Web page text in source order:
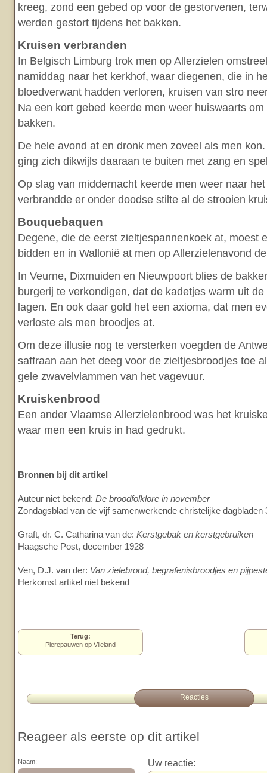
kreeg, zond een gebed op voor de gestorvenen,
werden gestort tijdens het bakken.
Kruisen verbranden
In Belgisch Limburg trok men op Allerzielen
namiddag naar het kerkhof, waar diegenen, die in
bloedverwant hadden verloren, kruisen van stro
Na een kort gebed keerde men weer huiswaarts
bakken.
De hele avond at en dronk men zoveel als men
ging zich dikwijls daaraan te buiten met zang en
Op slag van middernacht keerde men weer naar
verbrandde er onder doodse stilte al de strooien
Bouquebaquen
Degene, die de eerst zieltjespannenkoek at, moest
bidden en in Wallonië at men op Allerzielenavond
In Veurne, Dixmuiden en Nieuwpoort blies de
burgerij te verkondigen, dat de kadetjes warm uit
lagen. En ook daar gold het een axioma, dat men
verloste als men broodjes at.
Om deze illusie nog te versterken voegden de
saffraan aan het deeg voor de zieltjesbroodjes toe
gele zwavelvlammen van het vagevuur.
Kruiskenbrood
Een ander Vlaamse Allerzielenbrood was het
waar men een kruis in had gedrukt.
Bronnen bij dit artikel
Auteur niet bekend: De broodfolklore in november
Zondagsblad van de vijf samenwerkende christelijke dagbladen
Graft, dr. C. Catharina van de: Kerstgebak en kerstgebruiken
Haagsche Post, december 1928
Ven, D.J. van der: Van zielebrood, begrafenisbroodjes en
Herkomst artikel niet bekend
Terug:
Pierepauwen op Vlieland
Reacties
Reageer als eerste op dit artikel
Naam: Uw reactie: